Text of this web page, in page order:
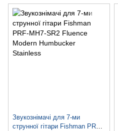
Звукознімачі для 7-ми
струнної гітари Fishman PRF-